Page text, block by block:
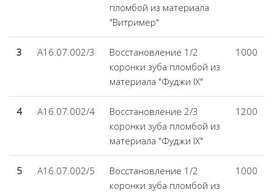
пломбой из материала
"Витример"
3 А16.07.002/3
Восстановление 1/2
коронки зуба пломбой из
материала "Фуджи IX"
1000
4 А16.07.002/4
Восстановление 2/3
коронки зуба пломбой из
материала "Фуджи IX"
1200
5 А16.07.002/5
Восстановление 1/2
коронки зуба пломбой из
1000